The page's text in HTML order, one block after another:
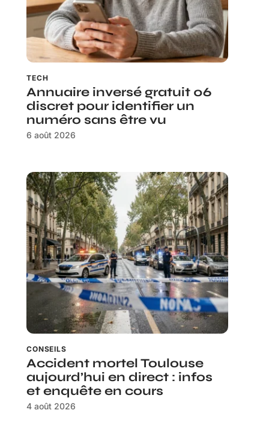
TECH
Annuaire inversé gratuit 06
discret pour identifier un
numéro sans être vu
6 août 2026
CONSEILS
Accident mortel Toulouse
aujourd’hui en direct : infos
et enquête en cours
4 août 2026